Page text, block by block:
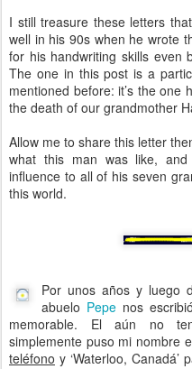
I still treasure these letters
well in his 90s when he wrote
for his handwriting skills even
The one in this post is a
mentioned before: it’s the one
the death of our grandmother
Allow me to share this letter
what this man was like,
influence to all of his seven
this world.
Por unos años y luego
abuelo Pepenos
memorable. El aún no
simplemente puso mi nombre
teléfono y ‘Waterloo,